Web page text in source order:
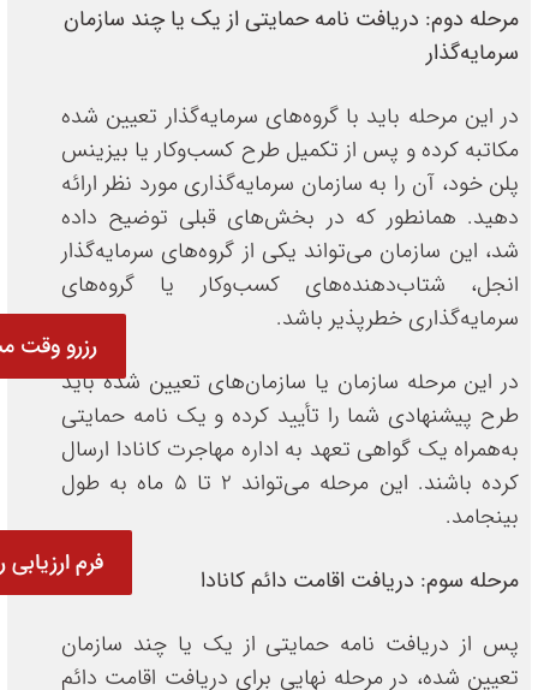
مرحله دوم: دریافت نامه حمایتی از یک یا چند سازمان
سرمایه‌گذار
در این مرحله باید با گروه‌های سرمایه‌گذار تعیین شده
مکاتبه کرده و پس از تکمیل طرح کسب‌وکار یا بیزینس
پلن خود، آن را به سازمان سرمایه‌گذاری مورد نظر ارائه
دهید. همانطور که در بخش‌های قبلی توضیح داده
شد، این سازمان می‌تواند یکی از گروه‌های سرمایه‌گذار
انجل، شتاب‌دهنده‌های کسب‌وکار یا گروه‌های
سرمایه‌گذاری خطرپذیر باشد.
در این مرحله سازمان یا سازمان‌های تعیین شده باید
طرح پیشنهادی شما را تأیید کرده و یک نامه حمایتی
به‌همراه یک گواهی تعهد به اداره مهاجرت کانادا ارسال
کرده باشند. این مرحله می‌تواند 2 تا 5 ماه به طول
بینجامد.
مرحله سوم: دریافت اقامت دائم کانادا
پس از دریافت نامه حمایتی از یک یا چند سازمان
تعیین شده، در مرحله نهایی برای دریافت اقامت دائم
رزرو وقت
فرم ارزیابی